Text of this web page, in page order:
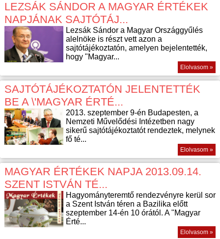
LEZSÁK SÁNDOR A MAGYAR ÉRTÉKEK
NAPJÁNAK SAJTÓTÁJ...
Lezsák Sándor a Magyar Országgyűlés
alelnöke is részt vett azon a
sajtótájékoztatón, amelyen bejelentették,
hogy "Magyar...
Elolvasom »
SAJTÓTÁJÉKOZTATÓN JELENTETTÉK
BE A \'MAGYAR ÉRTÉ...
2013. szeptember 9-én Budapesten, a
Nemzeti Művelődési Intézetben nagy
sikerű sajtótájékoztatót rendeztek, melynek
fő té...
Elolvasom »
MAGYAR ÉRTÉKEK NAPJA 2013.09.14.
SZENT ISTVÁN TÉ...
Hagyományteremtő rendezvényre kerül sor
a Szent István téren a Bazilika előtt
szeptember 14-én 10 órától. A "Magyar
Érté...
Elolvasom »